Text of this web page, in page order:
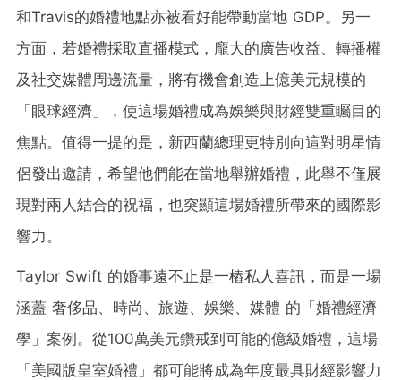
和Travis的婚禮地點亦被看好能帶動當地 GDP。另一
方面，若婚禮採取直播模式，龐大的廣告收益、轉播權
及社交媒體周邊流量，將有機會創造上億美元規模的
「眼球經濟」，使這場婚禮成為娛樂與財經雙重矚目的
焦點。值得一提的是，新西蘭總理更特別向這對明星情
侶發出邀請，希望他們能在當地舉辦婚禮，此舉不僅展
現對兩人結合的祝福，也突顯這場婚禮所帶來的國際影
響力。
Taylor Swift 的婚事遠不止是一樁私人喜訊，而是一場
涵蓋 奢侈品、時尚、旅遊、娛樂、媒體 的「婚禮經濟
學」案例。從100萬美元鑽戒到可能的億級婚禮，這場
「美國版皇室婚禮」都可能將成為年度最具財經影響力